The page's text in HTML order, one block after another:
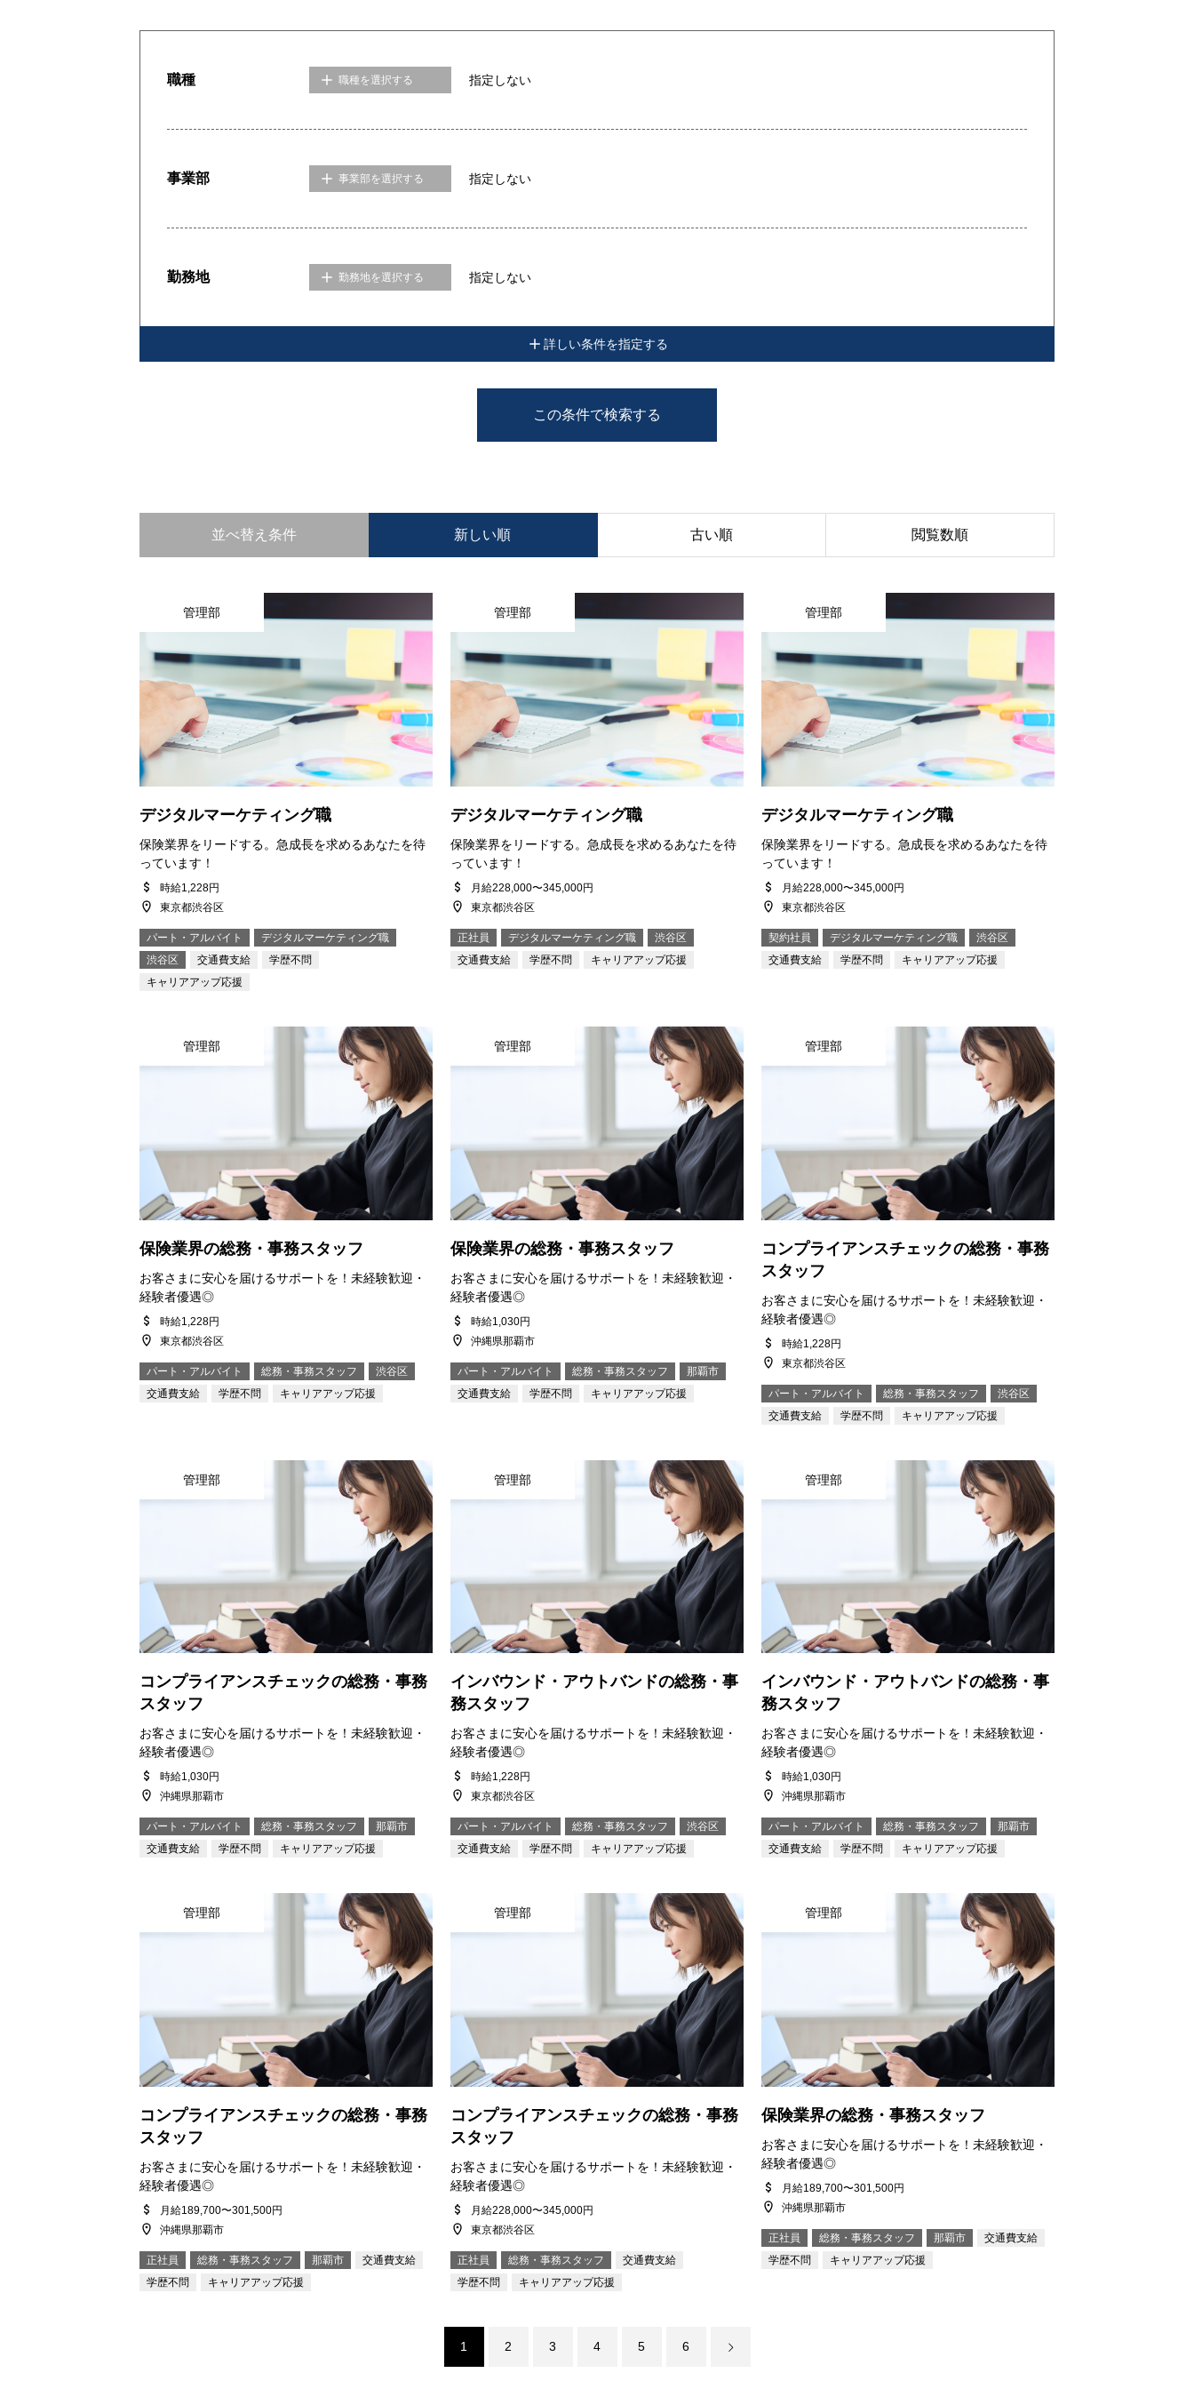
会社を知る
採用を知る
求人情報
コンテンツ
求人情報 お問い合わせ
職種 職種を選択する 指定しない
事業部 事業部を選択する 指定しない
勤務地 勤務地を選択する 指定しない
詳しい条件を指定する
この条件で検索する
並べ替え条件 新しい順 古い順 閲覧数順
管理部
デジタルマーケティング職
保険業界をリードする。急成長を求めるあなたを待
っています！
時給1,228円
東京都渋谷区
パート・アルバイト
デジタルマーケティング職
渋谷区
交通費支給
学歴不問
キャリアアップ応援
管理部
デジタルマーケティング職
保険業界をリードする。急成長を求めるあなたを待
っています！
月給228,000〜345,000円
東京都渋谷区
正社員 デジタルマーケティング職
渋谷区
交通費支給
学歴不問 キャリアアップ応援
管理部
デジタルマーケティング職
保険業界をリードする。急成長を求めるあなたを待
っています！
月給228,000〜345,000円
東京都渋谷区
契約社員 デジタルマーケティング職
渋谷区
交通費支給
学歴不問 キャリアアップ応援
管理部
保険業界の総務・事務スタッフ
お客さまに安心を届けるサポートを！未経験歓迎・
経験者優遇◎
時給1,228円
東京都渋谷区
パート・アルバイト 総務・事務スタッフ
渋谷区
交通費支給
学歴不問 キャリアアップ応援
管理部
保険業界の総務・事務スタッフ
お客さまに安心を届けるサポートを！未経験歓迎・
経験者優遇◎
時給1,030円
沖縄県那覇市
パート・アルバイト 総務・事務スタッフ
那覇市
交通費支給
学歴不問 キャリアアップ応援
管理部
コンプライアンスチェックの総務・事務
スタッフ
お客さまに安心を届けるサポートを！未経験歓迎・
経験者優遇◎
時給1,228円
東京都渋谷区
パート・アルバイト 総務・事務スタッフ
渋谷区
交通費支給
学歴不問 キャリアアップ応援
管理部
コンプライアンスチェックの総務・事務
スタッフ
お客さまに安心を届けるサポートを！未経験歓迎・
経験者優遇◎
時給1,030円
沖縄県那覇市
パート・アルバイト 総務・事務スタッフ
那覇市
交通費支給
学歴不問 キャリアアップ応援
管理部
インバウンド・アウトバンドの総務・事
務スタッフ
お客さまに安心を届けるサポートを！未経験歓迎・
経験者優遇◎
時給1,228円
東京都渋谷区
パート・アルバイト 総務・事務スタッフ
渋谷区
交通費支給
学歴不問 キャリアアップ応援
管理部
インバウンド・アウトバンドの総務・事
務スタッフ
お客さまに安心を届けるサポートを！未経験歓迎・
経験者優遇◎
時給1,030円
沖縄県那覇市
パート・アルバイト 総務・事務スタッフ
那覇市
交通費支給
学歴不問 キャリアアップ応援
管理部
コンプライアンスチェックの総務・事務
スタッフ
お客さまに安心を届けるサポートを！未経験歓迎・
経験者優遇◎
月給189,700〜301,500円
沖縄県那覇市
正社員 総務・事務スタッフ 那覇市
交通費支給
学歴不問
キャリアアップ応援
管理部
コンプライアンスチェックの総務・事務
スタッフ
お客さまに安心を届けるサポートを！未経験歓迎・
経験者優遇◎
月給228,000〜345,000円
東京都渋谷区
正社員 総務・事務スタッフ
交通費支給
学歴不問
キャリアアップ応援
管理部
保険業界の総務・事務スタッフ
お客さまに安心を届けるサポートを！未経験歓迎・
経験者優遇◎
月給189,700〜301,500円
沖縄県那覇市
正社員 総務・事務スタッフ 那覇市
交通費支給
学歴不問
キャリアアップ応援
1 2 3 4 5 6